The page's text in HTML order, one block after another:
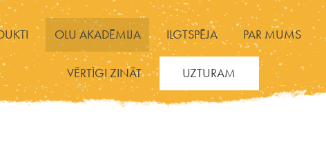
OLU AKADĒMIJA
VĒRTĪGI ZINĀT UZTURAM
ILGTSPĒJA PAR MUMS